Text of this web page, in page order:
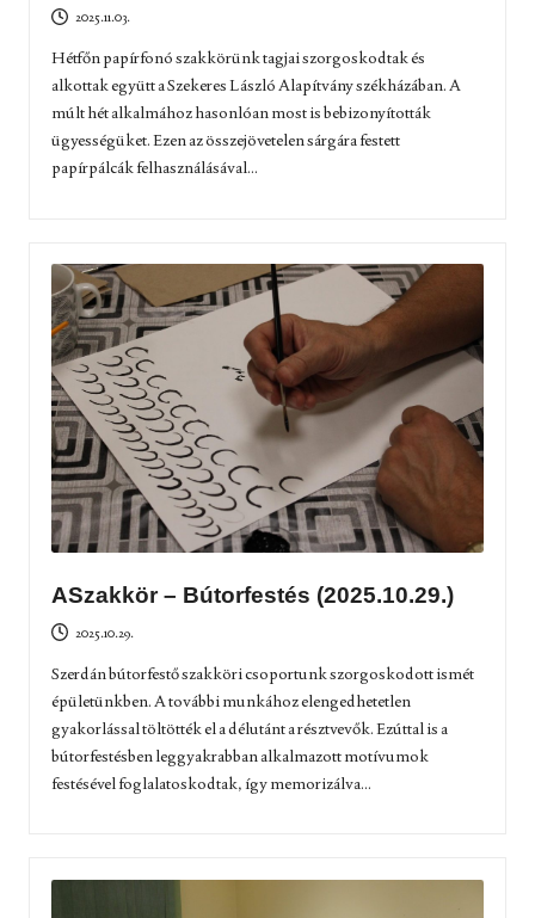
2025.11.03.
Hétfőn papírfonó szakkörünk tagjai szorgoskodtak és
alkottak együtt a Szekeres László Alapítvány székházában. A
múlt hét alkalmához hasonlóan most is bebizonyították
ügyességüket. Ezen az összejövetelen sárgára festett
papírpálcák felhasználásával...
ASzakkör – Bútorfestés (2025.10.29.)
2025.10.29.
Szerdán bútorfestő szakköri csoportunk szorgoskodott ismét
épületünkben. A további munkához elengedhetetlen
gyakorlással töltötték el a délutánt a résztvevők. Ezúttal is a
bútorfestésben leggyakrabban alkalmazott motívumok
festésével foglalatoskodtak, így memorizálva...